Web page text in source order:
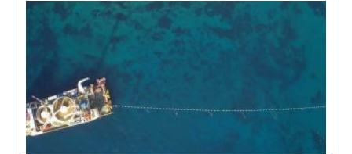
konutlara 36 ay